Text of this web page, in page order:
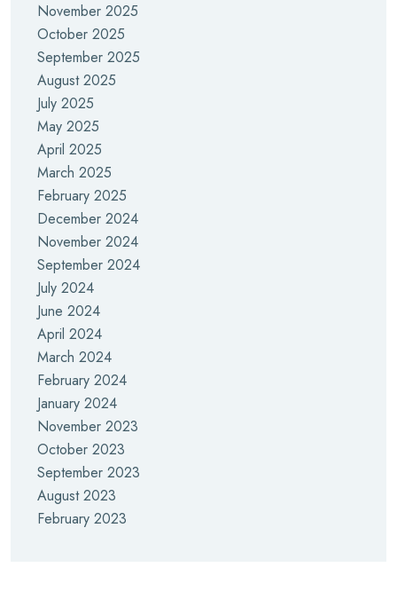
November 2025
October 2025
September 2025
August 2025
July 2025
May 2025
April 2025
March 2025
February 2025
December 2024
November 2024
September 2024
July 2024
June 2024
April 2024
March 2024
February 2024
January 2024
November 2023
October 2023
September 2023
August 2023
February 2023